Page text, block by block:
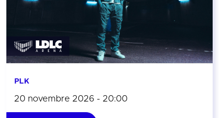
PLK
20 novembre 2026 - 20:00